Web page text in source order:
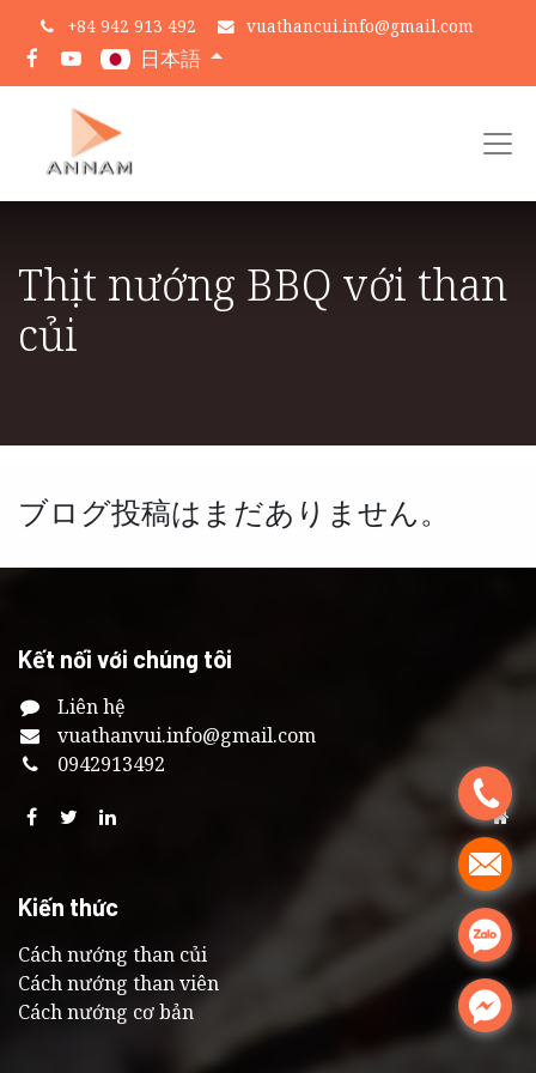
.
.
.
.
+84 942 913 492 vuathancui.info@gmail.com
日本語
Thịt nướng BBQ với than
củi
ブログ投稿はまだありません。
Kết nối với chúng tôi
Liên hệ
vuathanvui.info@gmail.com
0942913492
Kiến thức
Cách nướng than củi
Cách nướng than viên
Cách nướng cơ bản